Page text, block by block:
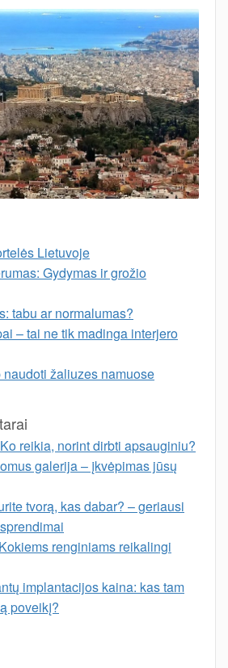
Lietuvoje
Gydymas ir grožio
tabu ar normalumas?
– tai ne tik madinga interjero
žaliuzes namuose
Ko reikia, norint dirbti apsauginiu?
galerija – įkvėpimas jūsų
tvorą, kas dabar? – geriausi
Kokiems renginiams reikalingi
implantacijos kaina: kas tam
poveikį?